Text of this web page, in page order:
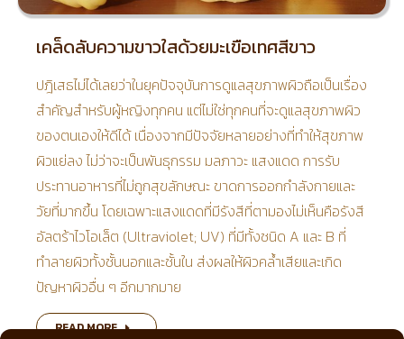
เคล็ดลับความขาวใสด้วยมะเขือเทศสีขาว
ปฎิเสธไม่ได้เลยว่าในยุคปัจจุบันการดูแลสุขภาพผิวถือเป็นเรื่อง
สำคัญสำหรับผู้หญิงทุกคน แต่ไม่ใช่ทุกคนที่จะดูแลสุขภาพผิว
ของตนเองให้ดีได้ เนื่องจากมีปัจจัยหลายอย่างที่ทำให้สุขภาพ
ผิวแย่ลง ไม่ว่าจะเป็นพันธุกรรม มลภาวะ แสงแดด การรับ
ประทานอาหารที่ไม่ถูกสุขลักษณะ ขาดการออกกำลังกายและ
วัยที่มากขึ้น โดยเฉพาะแสงแดดที่มีรังสีที่ตามองไม่เห็นคือรังสี
อัลตร้าไวโอเล็ต (Ultraviolet; UV) ที่มีทั้งชนิด A และ B ที่
ทำลายผิวทั้งชั้นนอกและชั้นใน ส่งผลให้ผิวคล้ำเสียและเกิด
ปัญหาผิวอื่น ๆ อีกมากมาย
READ MORE